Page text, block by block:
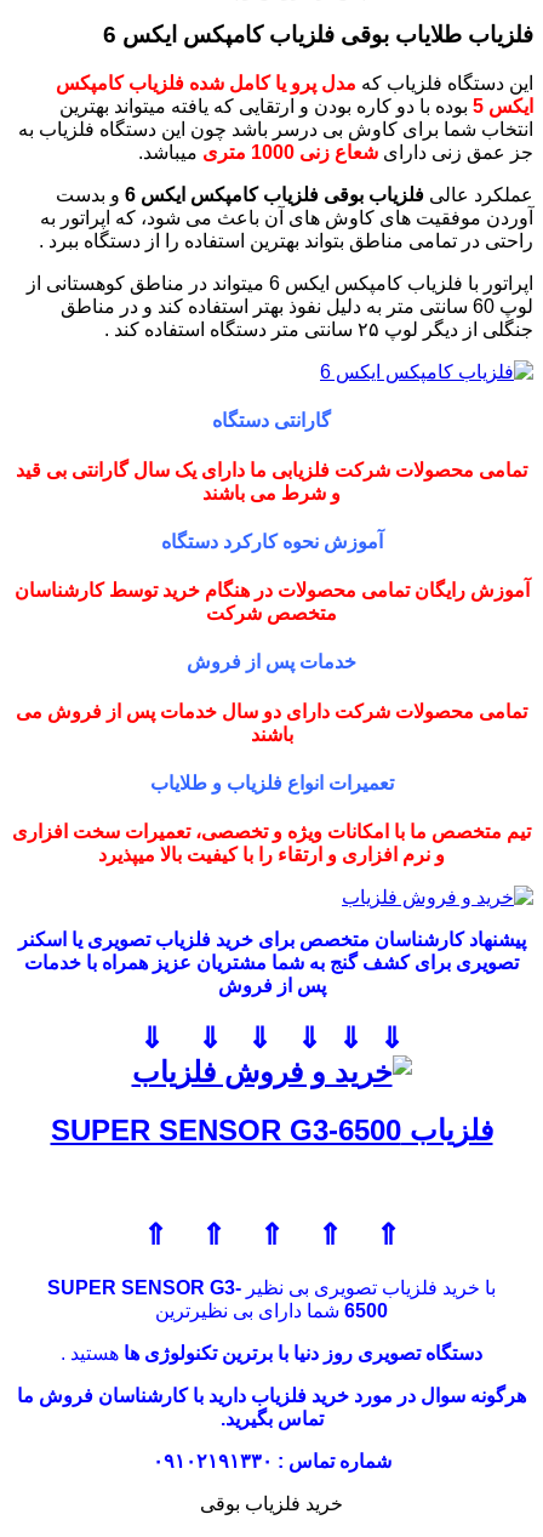
فلزیاب طلایاب بوقی فلزیاب کامپکس ایکس 6
این دستگاه فلزیاب که مدل پرو یا کامل شده فلزیاب کامپکس
ایکس 5
بوده با دو کاره بودن و ارتقایی که یافته میتواند بهترین
انتخاب شما برای کاوش بی درسر باشد چون این دستگاه فلزیاب به
جز عمق زنی دارای شعاع زنی 1000 متری میباشد.
عملکرد عالی فلزیاب بوقی فلزیاب کامپکس ایکس 6
و بدست
آوردن موفقیت های کاوش های آن باعث می شود، که اپراتور به
راحتی در تمامی مناطق بتواند بهترین استفاده را از دستگاه ببرد .
اپراتور با فلزیاب کامپکس ایکس 6 میتواند در مناطق کوهستانی از
لوپ 60 سانتی متر به دلیل نفوذ بهتر استفاده کند و در مناطق
جنگلی از دیگر لوپ ۲۵ سانتی متر دستگاه استفاده کند .
گارانتی دستگاه
تمامی محصولات شرکت فلزیابی ما دارای یک سال گارانتی بی قید
و شرط می باشند
آموزش نحوه کارکرد دستگاه
آموزش رایگان تمامی محصولات در هنگام خرید توسط کارشناسان
متخصص شرکت
خدمات پس از فروش
تمامی محصولات شرکت دارای دو سال خدمات پس از فروش می
باشند
تعمیرات انواع فلزیاب و طلایاب
تیم متخصص ما با امکانات ویژه و تخصصی، تعمیرات سخت افزاری
و نرم افزاری و ارتقاء را با کیفیت بالا میپذیرد
پیشنهاد کارشناسان متخصص برای خرید فلزیاب تصویری یا اسکنر
تصویری برای کشف گنج به شما مشتریان عزیز همراه با خدمات
پس از فروش
⇓ ⇓ ⇓ ⇓ ⇓ ⇓
فلزیاب SUPER SENSOR G3-6500
⇑ ⇑ ⇑ ⇑ ⇑
با خرید فلزیاب تصویری بی نظیر SUPER SENSOR G3-
6500 شما دارای بی نظیرترین
دستگاه تصویری روز دنیا با برترین تکنولوژی ها هستید .
هرگونه سوال در مورد خرید فلزیاب دارید با کارشناسان فروش ما
تماس بگیرید.
شماره تماس : ۰۹۱۰۲۱۹۱۳۳۰
خرید فلزیاب بوقی